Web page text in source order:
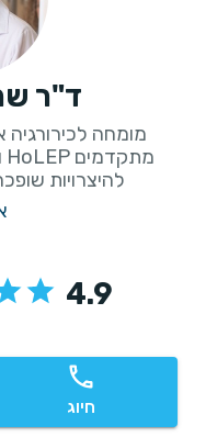
ד"ר
מומחה לכירורגיה
להיצרויות
4.9
חיוג